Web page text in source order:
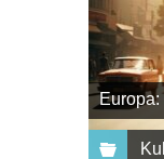
Europa: